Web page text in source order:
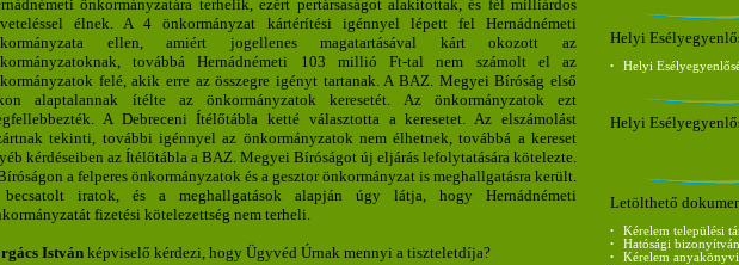
önkormányzatára terhelik, ezért pertársaságot alakítottak, és fél milliárdos
élnek. A 4 önkormányzat kártérítési igénnyel lépett fel Hernádnémeti
ellen, amiért jogellenes magatartásával kárt okozott az
továbbá Hernádnémeti 103 millió Ft-tal nem számolt el az
felé, akik erre az összegre igényt tartanak. A BAZ. Megyei Bíróság első
alaptalannak ítélte az önkormányzatok keresetét. Az önkormányzatok ezt
A Debreceni Ítélőtábla ketté választotta a keresetet. Az elszámolást
tekinti, további igénnyel az önkormányzatok nem élhetnek, továbbá a kereset
kérdéseiben az Ítélőtábla a BAZ. Megyei Bíróságot új eljárás lefolytatására kötelezte.
a felperes önkormányzatok és a gesztor önkormányzat is meghallgatásra került.
iratok, és a meghallgatások alapján úgy látja, hogy Hernádnémeti
fizetési kötelezettség nem terheli.
Istvánképviselő kérdezi, hogy Ügyvéd Úrnak mennyi a tiszteletdíja?
Helyi
• Helyi
Helyi
Letölthető
• Kérelem települési
• Hatósági
• Kérelem